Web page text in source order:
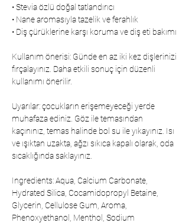
• Stevia özlü doğal tatlandırıcı
• Nane aromasıyla tazelik ve ferahlık
• Diş çürüklerine karşı koruma ve diş eti bakımı
Kullanım önerisi: Günde en az iki kez dişlerinizi
fırçalayınız. Daha etkili sonuç için düzenli
kullanımı önerilir.
Uyarılar: çocukların erişemeyeceği yerde
muhafaza ediniz. Göz ile temasından
kaçınınız, temas halinde bol su ile yıkayınız. Isı
ve ışıktan uzakta, ağzı sıkıca kapalı olarak, oda
sıcaklığında saklayınız.
Ingredients: Aqua, Calcium Carbonate,
Hydrated Silica, Cocamidopropyl Betaine,
Glycerin, Cellulose Gum, Aroma,
Phenoxyethanol, Menthol, Sodium